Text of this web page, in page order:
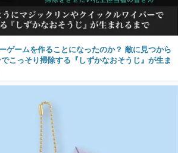
ゲームを作ることになったのか？ 敵に見つから
こっそり掃除する『しずかなおそうじ』が生ま